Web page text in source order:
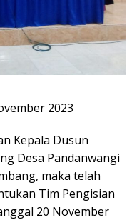
2023
Kepala Dusun
Desa Pandanwangi
maka telah
Tim Pengisian
20 November